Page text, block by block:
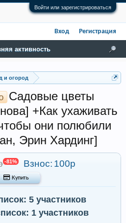
Войти или зарегистрироваться
и огород
Садовые цветы
+Как ухаживать
они полюбили
Эрин Хардинг]
-81% Взнос: 100р
 Купить
5 участников
1 участников
активность
Вход Регистрация